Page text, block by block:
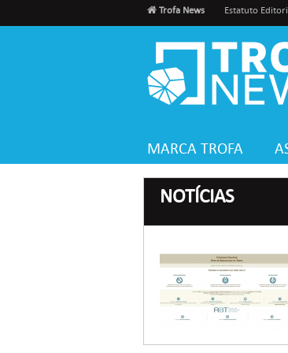
Trofa News Estatuto
MARCA TROFA
NOTÍCIAS